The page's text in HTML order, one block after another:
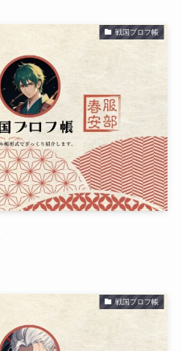
戦国プロフ帳
戦国プロフ帳